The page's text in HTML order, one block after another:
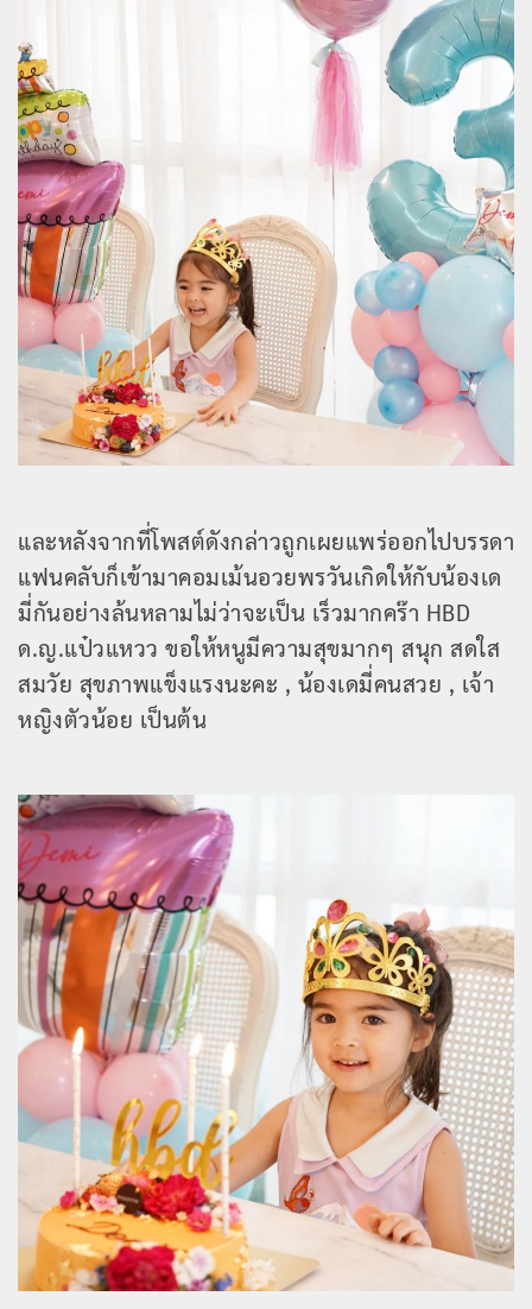
และหลังจากที่โพสต์ดังกล่าวถูกเผยแพร่ออกไปบรรดา
แฟนคลับก็เข้ามาคอมเม้นอวยพรวันเกิดให้กับน้องเด
มี่กันอย่างล้นหลามไม่ว่าจะเป็น เร็วมากคร๊า HBD
ด.ญ.แป๋วแหวว ขอให้หนูมีความสุขมากๆ สนุก สดใส
สมวัย สุขภาพแข็งแรงนะคะ , น้องเดมี่คนสวย , เจ้า
หญิงตัวน้อย เป็นต้น